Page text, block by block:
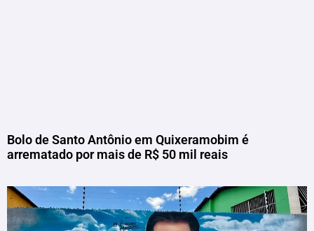
Bolo de Santo Antônio em Quixeramobim é
arrematado por mais de R$ 50 mil reais